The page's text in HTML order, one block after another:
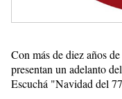
Con más de diez años
presentan un adelanto
Escuchá "Navidad del